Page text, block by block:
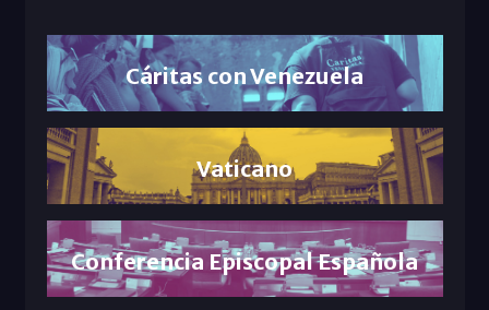
Cáritas con Venezuela
Vaticano
Conferencia Episcopal Española